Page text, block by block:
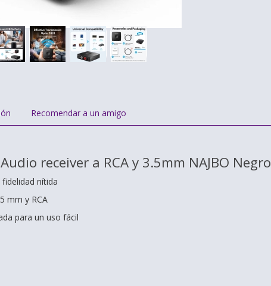
Recomendar a un amigo
receiver a RCA y 3.5mm NAJBO Negro
nítida
mm y RCA
para un uso fácil